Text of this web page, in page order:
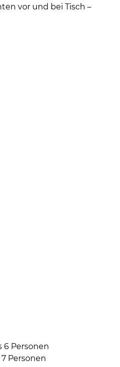
vor und bei Tisch –
6 Personen
Personen